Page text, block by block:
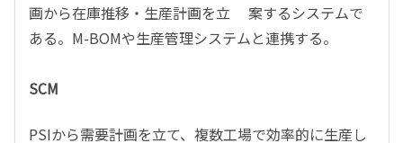
画から在庫推移・生産計画を立 案するシステムで
ある。M-BOMや生産管理システムと連携する。
SCM
PSIから需要計画を立て、複数工場で効率的に生産し